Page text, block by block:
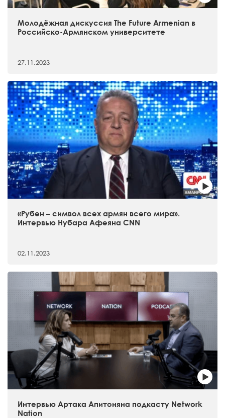
Молодёжная дискуссия The Future Armenian в
Российско-Армянском университете
27.11.2023
«Рубен – символ всех армян всего мира».
Интервью Нубара Афеяна CNN
02.11.2023
Интервью Артака Апитоняна подкасту Network
Nation